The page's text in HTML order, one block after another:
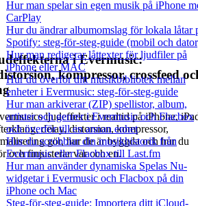
Hur man spelar sin egen musik på iPhone
CarPlay
Hur du ändrar albumomslag för lokala låtar
Spotify: steg-för-steg-guide (mobil och
Hur man redigerar låttexter för ljudfiler på
iPhone eller MAC
Hur du överför ditt musikbibliotek mellan
enheter i Evermusic: steg-för-steg-guide
Hur man arkiverar (ZIP) spellistor, album,
artister och genrer i Evermusic och Flacbox
och överför till en annan enhet
Hur du scrobblar din musikhistorik från
Evermusic eller Flacbox till Last.fm
Hur man använder dynamiska Spelas Nu-
widgetar i Evermusic och Flacbox på din
iPhone och Mac
Steg-för-steg-guide: Importera ditt iCloud-
i Evermusic:
kompressor, crossfeed
ljudeffekter i realtid på iPhone,
delay, distorsion, kompressor,
gör, hur de är byggda och hur du
och finjusterar var och en.